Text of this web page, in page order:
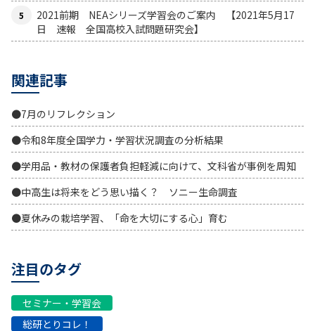
2021前期 NEAシリーズ学習会のご案内 【2021年5月17
日 速報 全国高校入試問題研究会】
関連記事
●7月のリフレクション
●令和8年度全国学力・学習状況調査の分析結果
●学用品・教材の保護者負担軽減に向けて、文科省が事例を周知
●中高生は将来をどう思い描く？ ソニー生命調査
●夏休みの栽培学習、「命を大切にする心」育む
注目のタグ
セミナー・学習会
総研とりコレ！